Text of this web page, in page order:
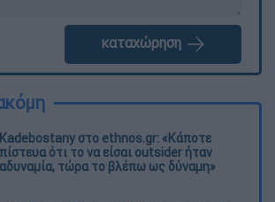
καταχώρηση
Kadebostany στο ethnos.gr: «Κάποτε
πίστευα ότι το να είσαι outsider ήταν
αδυναμία, τώρα το βλέπω ως δύναμη»